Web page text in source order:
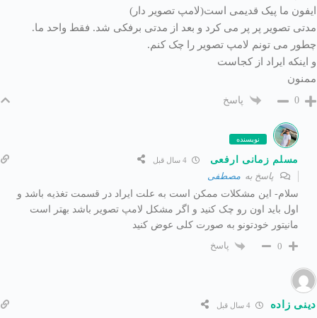
ایفون ما پیک قدیمی است(لامپ تصویر دار)
مدتی تصویر پر پر می کرد و بعد از مدتی برفکی شد. فقط واحد ما.
چطور می تونم لامپ تصویر را چک کنم.
و اینکه ایراد از کجاست
ممنون
0 پاسخ
نویسنده
مسلم زمانی ارفعی 4 سال قبل
پاسخ به مصطفی
سلام- این مشکلات ممکن است به علت ایراد در قسمت تغذیه باشد و
اول باید اون رو چک کنید و اگر مشکل لامپ تصویر باشد بهتر است
مانیتور خودتونو به صورت کلی عوض کنید
0
پاسخ
دینی زاده 4 سال قبل